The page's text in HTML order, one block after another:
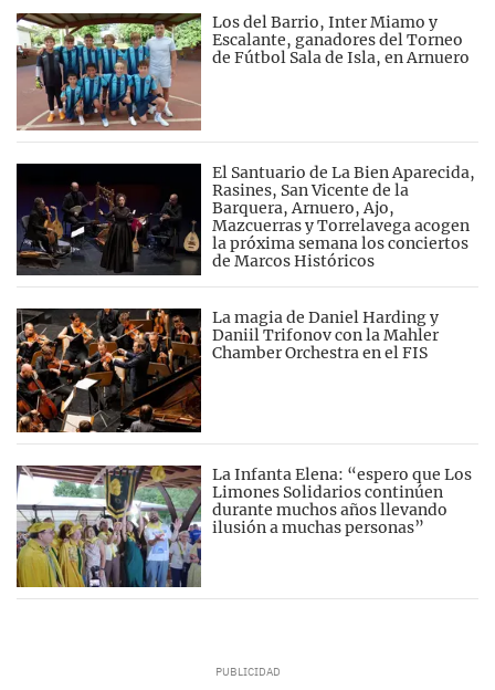
Los del Barrio, Inter Miamo y
Escalante, ganadores del Torneo
de Fútbol Sala de Isla, en Arnuero
El Santuario de La Bien Aparecida,
Rasines, San Vicente de la
Barquera, Arnuero, Ajo,
Mazcuerras y Torrelavega acogen
la próxima semana los conciertos
de Marcos Históricos
La magia de Daniel Harding y
Daniil Trifonov con la Mahler
Chamber Orchestra en el FIS
La Infanta Elena: “espero que Los
Limones Solidarios continúen
durante muchos años llevando
ilusión a muchas personas”